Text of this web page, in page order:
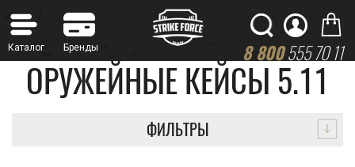
8 800555 70 11
ОРУЖЕЙНЫЕ КЕЙСЫ 5.11
ФИЛЬТРЫ